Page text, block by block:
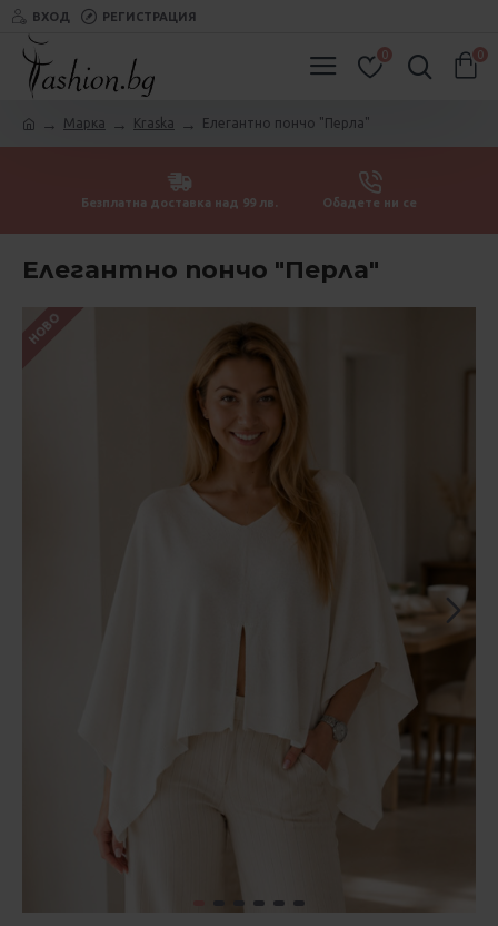
ВХОД РЕГИСТРАЦИЯ
0 0
Марка Kraska Елегантно пончо "Перла"
Безплатна доставка над 99 лв. Обадете ни се
Елегантно пончо "Перла"
НОВО